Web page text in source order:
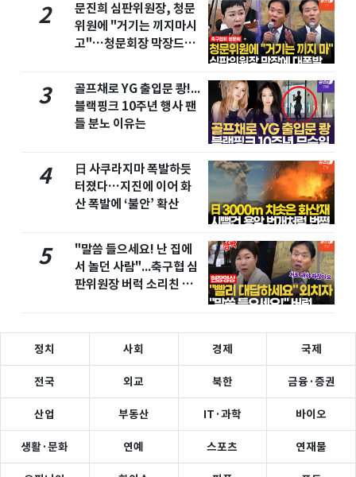
2
문진희 심판위원장, 청문
위원에 "거기는 끼지마시
고"…청문회장 막장드라
3
골프채로 YG 출입문 쾅!...
블랙핑크 10주년 행사 팬
들 분노 이유는
4
日 사쿠라지마 폭발하듯
터졌다…지진에 이어 화
산 폭발에 ‘불안’ 확산
5
"말씀 들으세요! 난 집에
서 놀던 사람"...축구협 심
판위원장 버럭 소리친 이
정치 사회 경제 국제
전국 외교 북한 금융·증권
산업 부동산 IT·과학 바이오
생활·문화 연예 스포츠 연재물